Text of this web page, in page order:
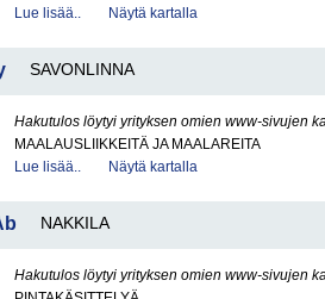
Lue lisää..
Näytä kartalla
SAVONLINNA
Hakutulos löytyi yrityksen omien www-sivujen
MAALAUSLIIKKEITÄ JA MAALAREITA
Lue lisää..
Näytä kartalla
NAKKILA
Hakutulos löytyi yrityksen omien www-sivujen